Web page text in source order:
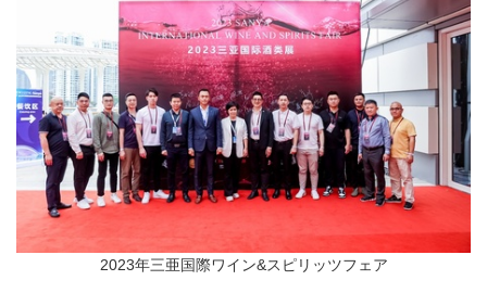
2023年三亜国際ワイン&スピリッツフェア